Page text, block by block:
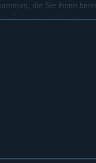
die Sie ihnen
Rahmen Ihrer Nutzung
Eventi/